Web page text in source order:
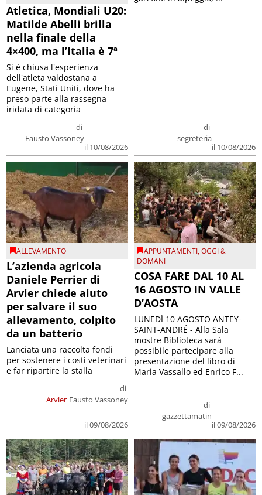
Atletica, Mondiali U20:
Matilde Abelli brilla
nella finale della
4×400, ma l’Italia è 7ª
di
Fausto Vassoney
il 10/08/2026
Si è chiusa l'esperienza
dell'atleta valdostana a
Eugene, Stati Uniti, dove ha
preso parte alla rassegna
iridata di categoria
di
segreteria
il 10/08/2026
ALLEVAMENTO
L’azienda agricola
Daniele Perrier di
Arvier chiede aiuto
per salvare il suo
allevamento, colpito
da un batterio
Arvier
di
Fausto Vassoney
il 09/08/2026
Lanciata una raccolta fondi
per sostenere i costi veterinari
e far ripartire la stalla
APPUNTAMENTI,OGGI &
DOMANI
COSA FARE DAL 10 AL
16 AGOSTO IN VALLE
D’AOSTA
di
gazzettamatin
il 09/08/2026
LUNEDÌ 10 AGOSTO ANTEY-
SAINT-ANDRÉ - Alla Sala
mostre Biblioteca sarà
possibile partecipare alla
presentazione del libro di
Maria Vassallo ed Enrico F...